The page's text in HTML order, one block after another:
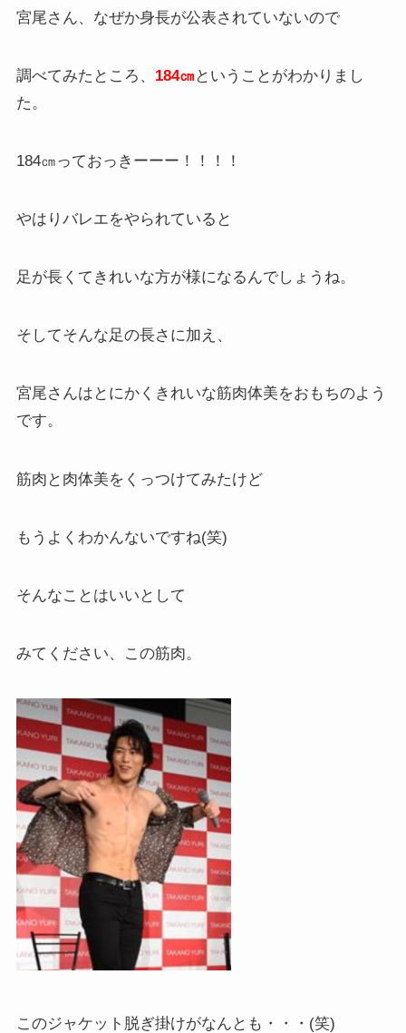
宮尾さん、なぜか身長が公表されていないので
調べてみたところ、 184㎝ ということがわかりまし
た。
184㎝っておっきーーー！！！！
やはりバレエをやられていると
足が長くてきれいな方が様になるんでしょうね。
そしてそんな足の長さに加え、
宮尾さんはとにかくきれいな筋肉体美をおもちのよう
です。
筋肉と肉体美をくっつけてみたけど
もうよくわかんないですね(笑)
そんなことはいいとして
みてください、この筋肉。
このジャケット脱ぎ掛けがなんとも・・・(笑)